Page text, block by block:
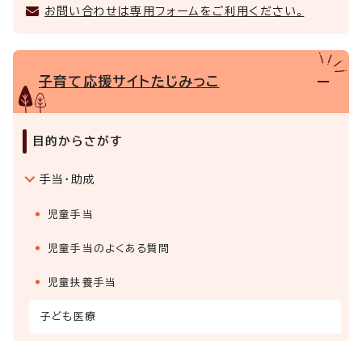
お問い合わせは専用フォームをご利用ください。
子育て応援サイトたじみっこ
目的からさがす
手当・助成
児童手当
児童手当のよくある質問
児童扶養手当
子ども医療